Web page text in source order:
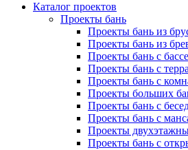
Каталог проектов
Проекты бань
Проекты бань из
Проекты бань из
Проекты бань с
Проекты бань с
Проекты бань с
Проекты больших
Проекты бань с
Проекты бань с
Проекты
Проекты бань с